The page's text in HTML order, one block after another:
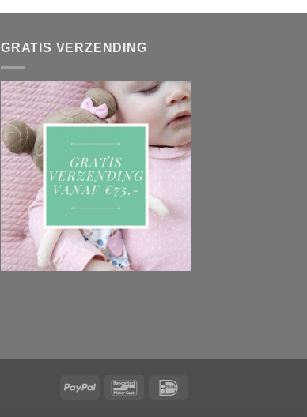
was:
is:
GRATIS VERZENDING
PayPal Bancontact